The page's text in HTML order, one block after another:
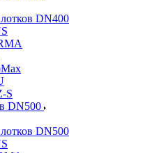
DN400
S
DN500
DN500